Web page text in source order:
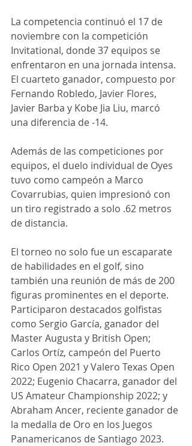
La competencia continuó el 17 de
noviembre con la competición
Invitational, donde 37 equipos se
enfrentaron en una jornada intensa.
El cuarteto ganador, compuesto por
Fernando Robledo, Javier Flores,
Javier Barba y Kobe Jia Liu, marcó
una diferencia de -14.
Además de las competiciones por
equipos, el duelo individual de Oyes
tuvo como campeón a Marco
Covarrubias, quien impresionó con
un tiro registrado a solo .62 metros
de distancia.
El torneo no solo fue un escaparate
de habilidades en el golf, sino
también una reunión de más de 200
figuras prominentes en el deporte.
Participaron destacados golfistas
como Sergio García, ganador del
Master Augusta y British Open;
Carlos Ortíz, campeón del Puerto
Rico Open 2021 y Valero Texas Open
2022; Eugenio Chacarra, ganador del
US Amateur Championship 2022; y
Abraham Ancer, reciente ganador de
la medalla de Oro en los Juegos
Panamericanos de Santiago 2023.